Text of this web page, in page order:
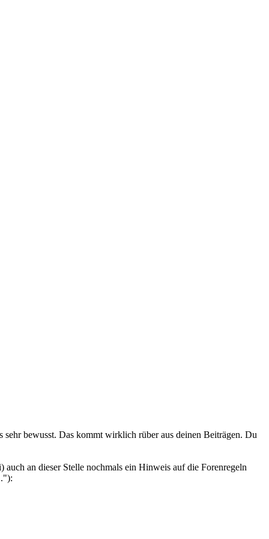
bewusst. Das kommt wirklich rüber aus deinen Beiträgen. Du
an dieser Stelle nochmals ein Hinweis auf die Forenregeln